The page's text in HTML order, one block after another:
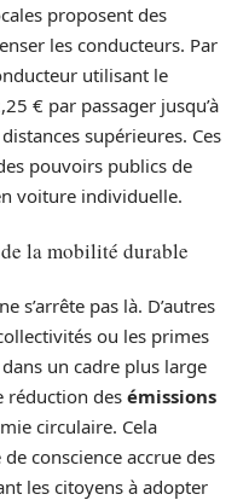
proposent des
les conducteurs. Par
utilisant le
€ par passager jusqu’à
supérieures. Ces
pouvoirs publics de
voiture individuelle.
la mobilité durable
s’arrête pas là. D’autres
ou les primes
un cadre plus large
réduction des émissions
circulaire. Cela
conscience accrue des
les citoyens à adopter